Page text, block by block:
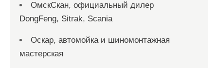
ОмскСкан, официальный дилер
DongFeng, Sitrak, Scania
Оскар, автомойка и шиномонтажная
мастерская